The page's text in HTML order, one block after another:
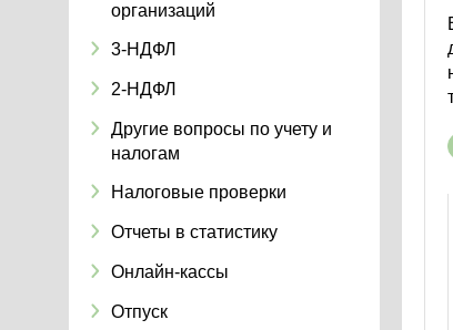
организаций
3-НДФЛ
2-НДФЛ
Другие вопросы по учету и
налогам
Налоговые проверки
Отчеты в статистику
Онлайн-кассы
Отпуск